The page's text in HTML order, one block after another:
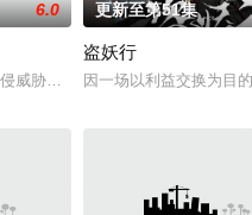
6.0
威胁来袭，天生废灵根的少年秦
更新至第51集
盗妖行
因一场以利益交换为目